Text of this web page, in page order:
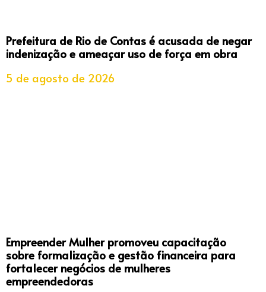
Prefeitura de Rio de Contas é acusada de negar
indenização e ameaçar uso de força em obra
5 de agosto de 2026
Empreender Mulher promoveu capacitação
sobre formalização e gestão financeira para
fortalecer negócios de mulheres
empreendedoras